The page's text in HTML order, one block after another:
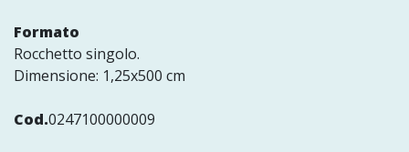
Formato
Rocchetto singolo.
Dimensione: 1,25x500 cm
Cod.0247100000009